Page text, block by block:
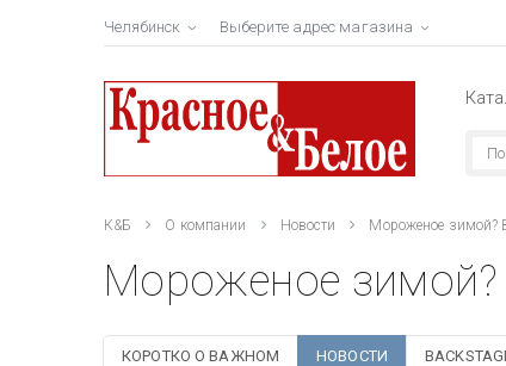
Челябинск Выберите адрес магазина
К&Б О компании Новости Мороженое зимой?
Мороженое
КОРОТКО О ВАЖНОМ НОВОСТИ